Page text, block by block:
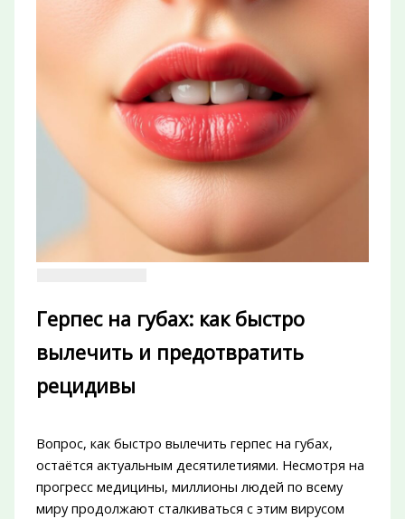
Герпес на губах: как быстро
вылечить и предотвратить
рецидивы
Вопрос, как быстро вылечить герпес на губах,
остаётся актуальным десятилетиями. Несмотря на
прогресс медицины, миллионы людей по всему
миру продолжают сталкиваться с этим вирусом